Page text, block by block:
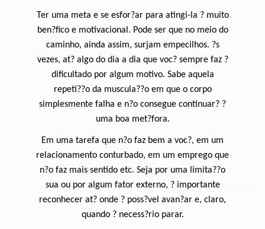
Ter uma meta e se esfor?ar para atingi-la ? muito
ben?fico e motivacional. Pode ser que no meio do
caminho, ainda assim, surjam empecilhos. ?s
vezes, at? algo do dia a dia que voc? sempre faz ?
dificultado por algum motivo. Sabe aquela
repeti??o da muscula??o em que o corpo
simplesmente falha e n?o consegue continuar? ?
uma boa met?fora.
Em uma tarefa que n?o faz bem a voc?, em um
relacionamento conturbado, em um emprego que
n?o faz mais sentido etc. Seja por uma limita??o
sua ou por algum fator externo, ? importante
reconhecer at? onde ? poss?vel avan?ar e, claro,
quando ? necess?rio parar.